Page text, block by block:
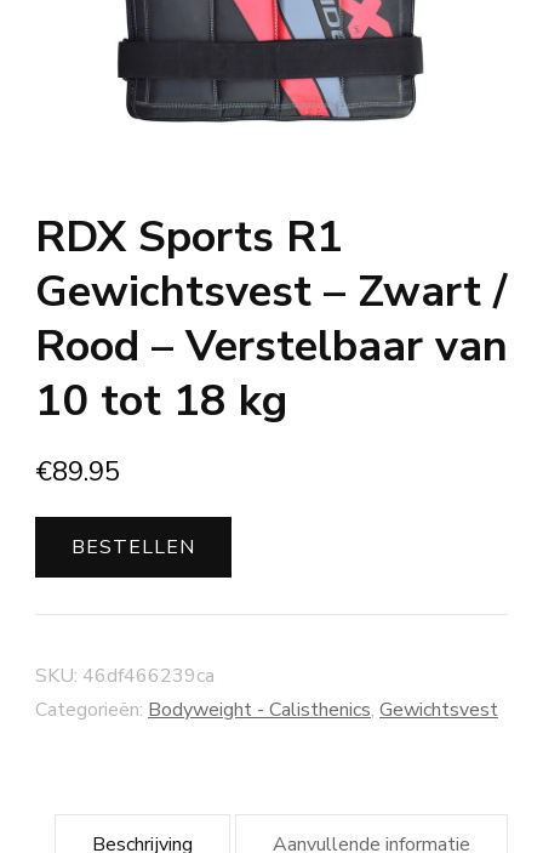
RDX Sports R1
Gewichtsvest – Zwart /
Rood – Verstelbaar van
10 tot 18 kg
€89.95
BESTELLEN
SKU: 46df466239ca
Categorieën: Bodyweight - Calisthenics, Gewichtsvest
Beschrijving Aanvullende informatie